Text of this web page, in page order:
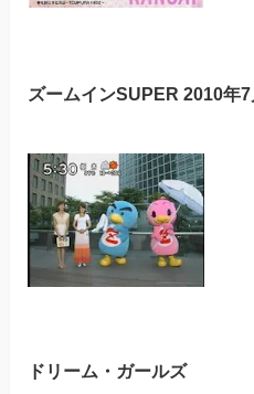
ズームインSUPER 2010年7
ドリーム・ガールズ